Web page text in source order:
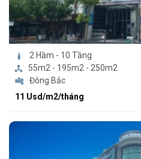
2 Hầm - 10 Tầng
55m2 - 195m2 - 250m2
Đông Bắc
11 Usd/m2/tháng